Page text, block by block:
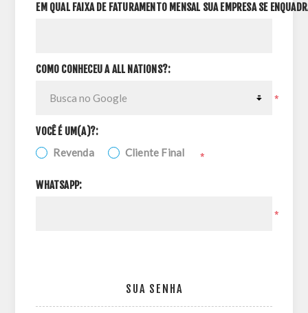
EM QUAL FAIXA DE FATURAMENTO MENSAL SUA EMPRESA SE
COMO CONHECEU A ALL NATIONS?:
*
VOCÊ É UM(A)?:
Revenda Cliente Final *
WHATSAPP:
*
SUA SENHA